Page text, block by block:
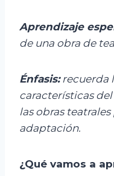
Aprendizaje
de una obra de
Énfasis: recuerda
características
las obras
adaptación.
¿Qué vamos a